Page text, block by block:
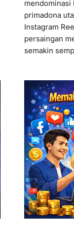
mendominasi
primadona
Instagram
persaingan
semakin